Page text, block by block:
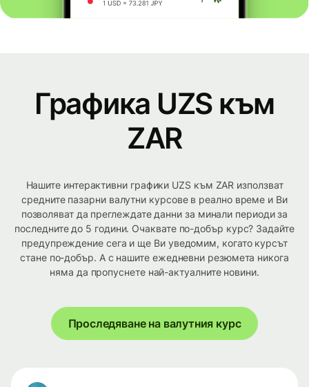
Графика UZS към
ZAR
Нашите интерактивни графики UZS към ZAR използват
средните пазарни валутни курсове в реално време и Ви
позволяват да преглеждате данни за минали периоди за
последните до 5 години. Очаквате по-добър курс? Задайте
предупреждение сега и ще Ви уведомим, когато курсът
стане по-добър. А с нашите ежедневни резюмета никога
няма да пропуснете най-актуалните новини.
Проследяване на валутния курс